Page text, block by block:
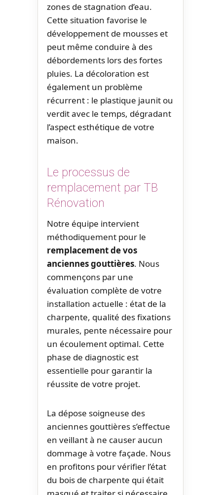
zones de stagnation d’eau.
Cette situation favorise le
développement de mousses et
peut même conduire à des
débordements lors des fortes
pluies. La décoloration est
également un problème
récurrent : le plastique jaunit ou
verdit avec le temps, dégradant
l’aspect esthétique de votre
maison.
Le processus de
remplacement par TB
Rénovation
Notre équipe intervient
méthodiquement pour le
remplacement de vos
anciennes gouttières. Nous
commençons par une
évaluation complète de votre
installation actuelle : état de la
charpente, qualité des fixations
murales, pente nécessaire pour
un écoulement optimal. Cette
phase de diagnostic est
essentielle pour garantir la
réussite de votre projet.
La dépose soigneuse des
anciennes gouttières s’effectue
en veillant à ne causer aucun
dommage à votre façade. Nous
en profitons pour vérifier l’état
du bois de charpente qui était